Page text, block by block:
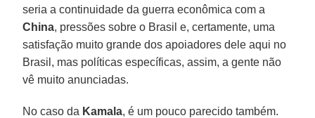
seria a continuidade da guerra econômica com a
China, pressões sobre o Brasil e, certamente, uma
satisfação muito grande dos apoiadores dele aqui no
Brasil, mas políticas específicas, assim, a gente não
vê muito anunciadas.
No caso da Kamala, é um pouco parecido também.